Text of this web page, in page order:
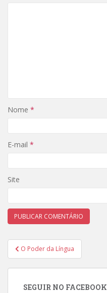
Nome *
E-mail *
Site
Navegação
de
Post
O Poder da Língua
SEGUIR NO FACEBOOK